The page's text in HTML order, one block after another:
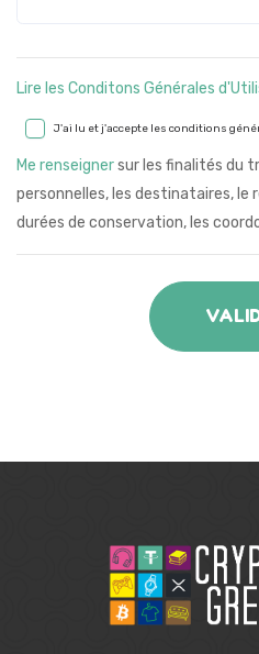
Lire les Conditons Générales
J'ai lu et j'accepte les conditions
Me renseignersur les finalités du
personnelles, les destinataires,
durées de conservation, les